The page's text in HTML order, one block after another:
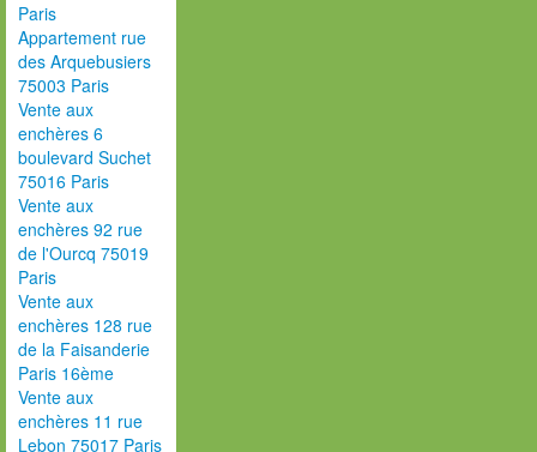
Paris
Appartement rue
des Arquebusiers
75003 Paris
Vente aux
enchères 6
boulevard Suchet
75016 Paris
Vente aux
enchères 92 rue
de l'Ourcq 75019
Paris
Vente aux
enchères 128 rue
de la Faisanderie
Paris 16ème
Vente aux
enchères 11 rue
Lebon 75017 Paris